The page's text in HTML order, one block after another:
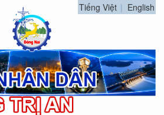
Tiếng Việt English